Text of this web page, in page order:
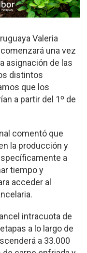
Valeria
una vez
asignación de las
distintos
que los
a partir del 1º de
comentó que
la producción y
a
tiempo y
acceder al
intracuota de
a lo largo de
a 33.000